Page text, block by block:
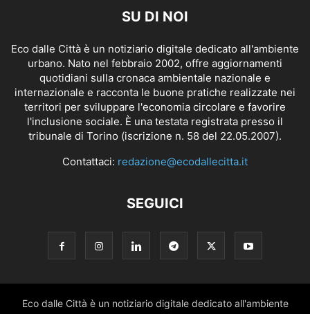
SU DI NOI
Eco dalle Città è un notiziario digitale dedicato all'ambiente
urbano. Nato nel febbraio 2002, offre aggiornamenti
quotidiani sulla cronaca ambientale nazionale e
internazionale e racconta le buone pratiche realizzate nei
territori per sviluppare l'economia circolare e favorire
l'inclusione sociale. È una testata registrata presso il
tribunale di Torino (iscrizione n. 58 del 22.05.2007).
Contattaci: redazione@ecodallecitta.it
SEGUICI
Eco dalle Città è un notiziario digitale dedicato all'ambiente